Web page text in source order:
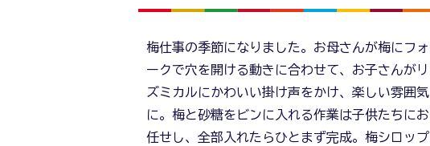
梅仕事の季節になりました。お母さんが梅にフォ
ークで穴を開ける動きに合わせて、お子さんがリ
ズミカルにかわいい掛け声をかけ、楽しい雰囲気
に。梅と砂糖をビンに入れる作業は子供たちにお
任せし、全部入れたらひとまず完成。梅シロップ